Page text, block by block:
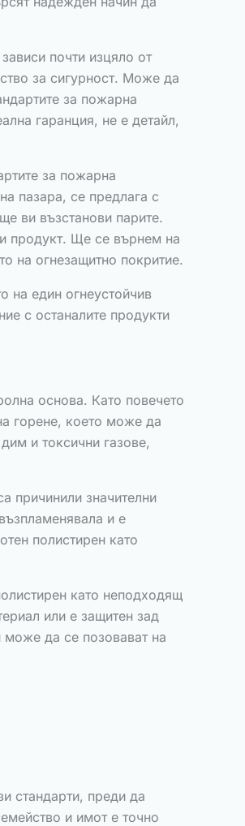
почти изцяло от
за сигурност. Може да
за пожарна
гаранция, не е детайл,
за пожарна
пазара, се предлага с
ви възстанови парите.
продукт. Ще се върнем на
на огнезащитно покритие.
на един огнеустойчив
с останалите продукти
основа. Като повечето
горене, което може да
и токсични газове,
причинили значителни
и е
полистирен като
като неподходящ
или е защитен зад
може да се позовават на
стандарти, преди да
и имот е точно